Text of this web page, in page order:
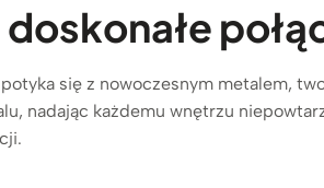
się z nowoczesnym metalem,
nadając każdemu wnętrzu